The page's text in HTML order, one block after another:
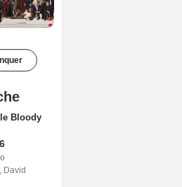
Bloody
David